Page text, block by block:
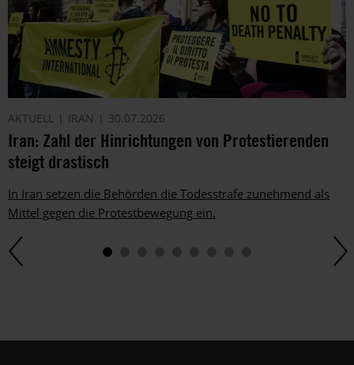
AKTUELL IRAN 30.07.2026
Iran: Zahl der Hinrichtungen von Protestierenden
steigt drastisch
In Iran setzen die Behörden die Todesstrafe zunehmend als
Mittel gegen die Protestbewegung ein.